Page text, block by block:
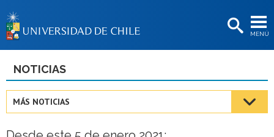
MENÚ
BIBLIOTECAS
Estudiantes
NOTICIAS
MÁS NOTICIAS